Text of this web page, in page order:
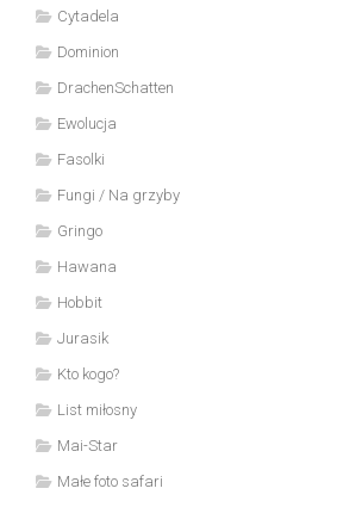
Cytadela
Dominion
DrachenSchatten
Ewolucja
Fasolki
Fungi / Na grzyby
Gringo
Hawana
Hobbit
Jurasik
Kto kogo?
List miłosny
Mai-Star
Małe foto safari